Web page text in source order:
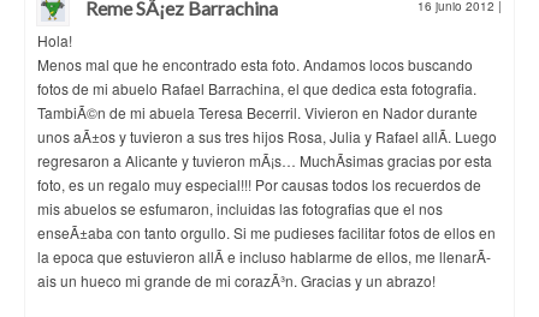
Reme SÃ¡ez Barrachina 16 junio 2012 |
Hola!
Menos mal que he encontrado esta foto. Andamos locos buscando
fotos de mi abuelo Rafael Barrachina, el que dedica esta fotografia.
TambiÃ©n de mi abuela Teresa Becerril. Vivieron en Nador durante
unos aÃ±os y tuvieron a sus tres hijos Rosa, Julia y Rafael allÃ­. Luego
regresaron a Alicante y tuvieron mÃ¡s… MuchÃ­simas gracias por esta
foto, es un regalo muy especial!!! Por causas todos los recuerdos de
mis abuelos se esfumaron, incluidas las fotografias que el nos
enseÃ±aba con tanto orgullo. Si me pudieses facilitar fotos de ellos en
la epoca que estuvieron allÃ­ e incluso hablarme de ellos, me llenarÃ­
ais un hueco mi grande de mi corazÃ³n. Gracias y un abrazo!